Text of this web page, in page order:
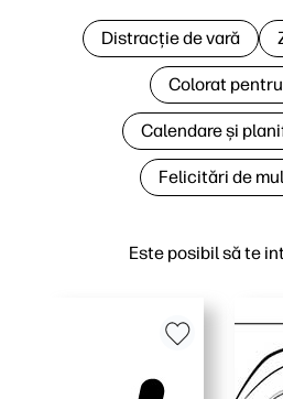
Este posibil să te
Distracție de vară
Colorat
Calendare și
Felicitări de